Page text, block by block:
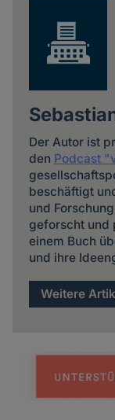
Der Autor ist
den Podcast
beschäftigt
und
geforscht und
einem Buch
und ihre
Weitere